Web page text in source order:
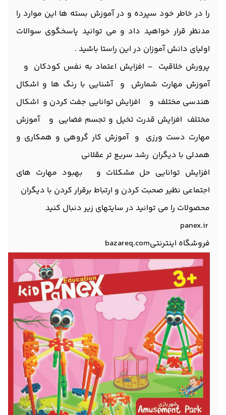
را در خاطر خود سپرده و در آموزش بسته ها این موارد را
مدنظر قرار خواهید داد و می توانید پاسخگوی سوالات
اولیای دانش آموزان در این راستا باشید .
پرورش خلاقیت – افزایش اعتماد به نفس کودکان و
آموزش مهارت شمارش و آشنایی با رنگ ها و اشکال
هندسی مختلف و افزایش توانایی جفت کردن و اشکال
مختلف افزایش قدرت تخیل و تجسم فضایی و آموزش
مهارت دست ورزی و آموزش کار گروهی و همکاری و
همدلی با دیگران رشد سریع تر عقلانی
افزایش توانایی حل مشکلات و بهبود مهارت های
اجتماعی نظیر صحبت کردن و ارتباط برقرار کردن با دیگران
محصولات را می توانید در سایتهای زیر دنبال کنید
فروشگاه اینترنتیbazareq.com